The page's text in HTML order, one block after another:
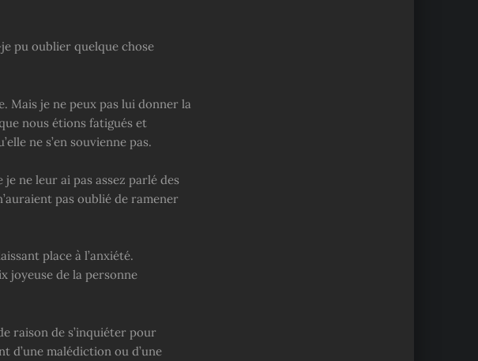
pu oublier quelque chose
Mais je ne peux pas lui donner la
nous étions fatigués et
ne s’en souvienne pas.
ne leur ai pas assez parlé des
pas oublié de ramener
place à l’anxiété.
joyeuse de la personne
raison de s’inquiéter pour
d’une malédiction ou d’une